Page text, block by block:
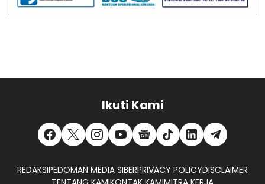
Ikuti Kami
REDAKSIPEDOMAN MEDIA SIBERPRIVACY POLICYDISCLAIMER